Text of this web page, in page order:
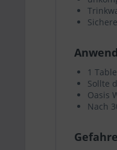
1
Sollte
Oasis
Nach